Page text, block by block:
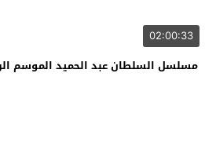
02:00:33
مسلسل السلطان عبد الحميد الموسم